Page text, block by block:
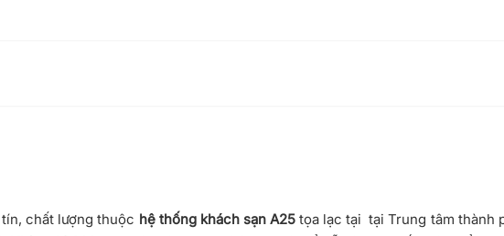
chất lượng thuộc hệ thống khách sạn A25tọa lạc tại tại Trung tâm thành